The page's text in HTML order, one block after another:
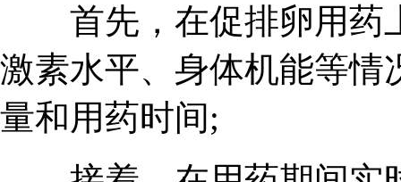
首先，在促排卵用药
激素水平、身体机能等情
量和用药时间;